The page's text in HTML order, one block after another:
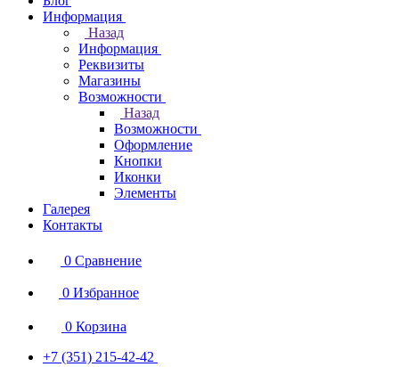
Информация
Назад
Информация
Реквизиты
Магазины
Возможности
Назад
Возможности
Оформление
Кнопки
Иконки
Элементы
Галерея
Контакты
0 Сравнение
0 Избранное
0 Корзина
+7 (351) 215-42-42